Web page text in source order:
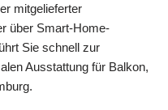
mitgelieferter
über Smart-Home-
Sie schnell zur
Ausstattung für Balkon,